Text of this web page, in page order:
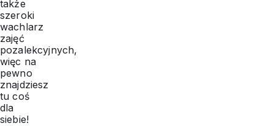
także
szeroki
wachlarz
zajęć
pozalekcyjnych,
więc na
pewno
znajdziesz
tu coś
dla
siebie!